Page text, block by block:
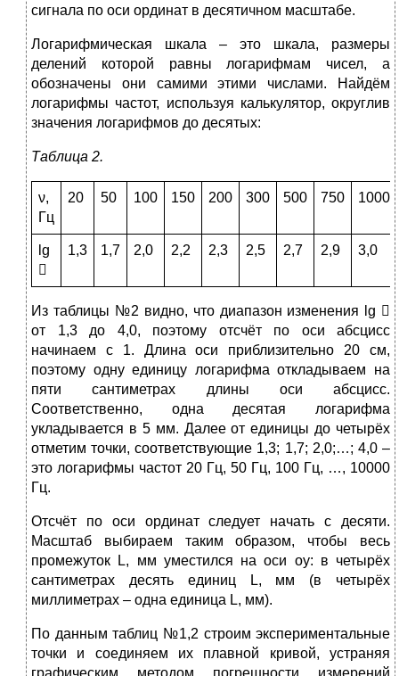
сигнала по оси ординат в десятичном масштабе.
Логарифмическая шкала – это шкала, размеры
делений которой равны логарифмам чисел, а
обозначены они самими этими числами. Найдём
логарифмы частот, используя калькулятор, округлив
значения логарифмов до десятых:
Таблица 2.
ν,
Гц
20 50 100 150 200 300 500 750 1000
lg

1,3 1,7 2,0 2,2 2,3 2,5 2,7 2,9 3,0
Из таблицы №2 видно, что диапазон изменения lg 
от 1,3 до 4,0, поэтому отсчёт по оси абсцисс
начинаем с 1. Длина оси приблизительно 20 см,
поэтому одну единицу логарифма откладываем на
пяти сантиметрах длины оси абсцисс.
Соответственно, одна десятая логарифма
укладывается в 5 мм. Далее от единицы до четырёх
отметим точки, соответствующие 1,3; 1,7; 2,0;…; 4,0 –
это логарифмы частот 20 Гц, 50 Гц, 100 Гц, …, 10000
Гц.
Отсчёт по оси ординат следует начать с десяти.
Масштаб выбираем таким образом, чтобы весь
промежуток L, мм уместился на оси оу: в четырёх
сантиметрах десять единиц L, мм (в четырёх
миллиметрах – одна единица L, мм).
По данным таблиц №1,2 строим экспериментальные
точки и соединяем их плавной кривой, устраняя